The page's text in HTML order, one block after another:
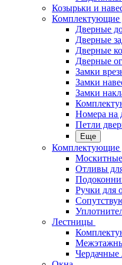
Козырьки и
Комплектующие
Дверные
Дверные
Дверные
Дверные
Замки
Замки
Замки
Номера на
Петли
Еще
Комплектующие
Москитные
Отливы
Ручки для
Лестницы
Чердачные